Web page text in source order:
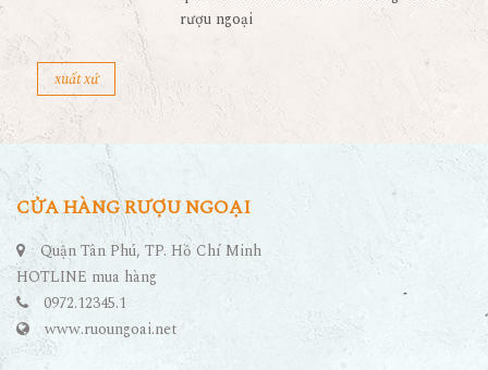
CỬA HÀNG RƯỢU NGOẠI
Quận Tân Phú, TP. Hồ Chí Minh
HOTLINE mua hàng
0972.12345.1
www.ruoungoai.net
DANH MỤC RƯỢU